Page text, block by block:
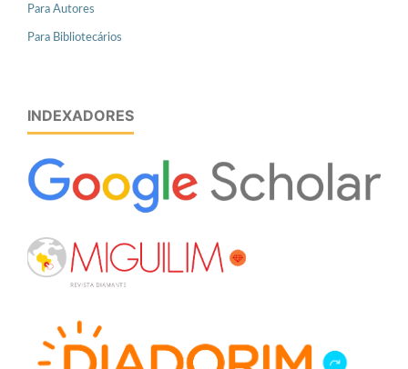
Para Autores
Para Bibliotecários
INDEXADORES